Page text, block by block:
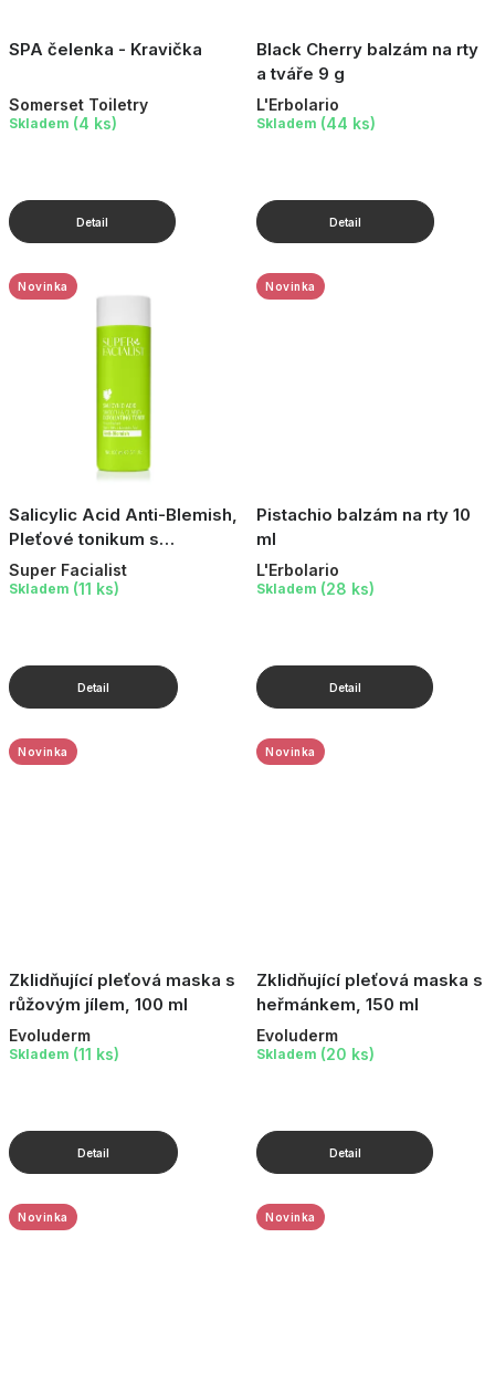
SPA čelenka - Kravička
Somerset Toiletry
Skladem (4 ks)
Black Cherry balzám na rty
a tváře 9 g
L'Erbolario
Skladem (44 ks)
Salicylic Acid Anti-Blemish,
Pleťové tonikum s
kyselinou salicylovou, 150
ml
Novinka
Super Facialist
Skladem (11 ks)
Pistachio balzám na rty 10
ml
Novinka
L'Erbolario
Skladem (28 ks)
Zklidňující pleťová maska s
růžovým jílem, 100 ml
Novinka
Evoluderm
Skladem (11 ks)
Zklidňující pleťová maska s
heřmánkem, 150 ml
Novinka
Evoluderm
Skladem (20 ks)
Novinka Novinka